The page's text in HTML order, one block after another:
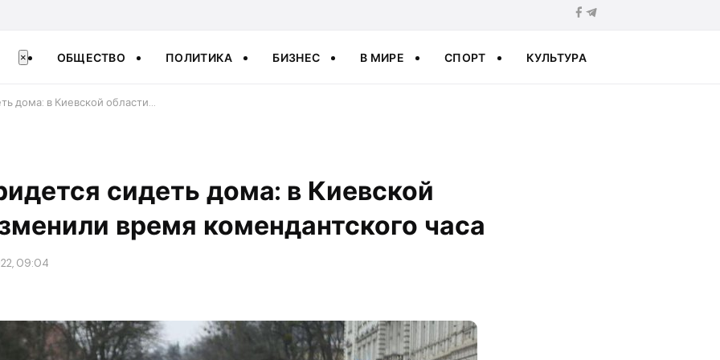
× ОБЩЕСТВО ПОЛИТИКА БИЗНЕС В МИРЕ СПОРТ КУЛЬТУРА
дома: в Киевской области…
сидеть дома: в Киевской
время комендантского часа
09:04